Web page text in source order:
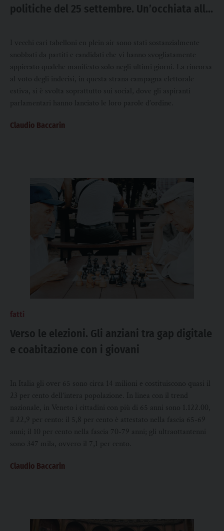
politiche del 25 settembre. Un’occhiata alle
I vecchi cari tabelloni en plein air sono stati sostanzialmente
snobbati da partiti e candidati che vi hanno svogliatamente
appiccato qualche manifesto solo negli ultimi giorni. La rincorsa
al voto degli indecisi, in questa strana campagna elettorale
estiva, si è svolta soprattutto sui social, dove gli aspiranti
parlamentari hanno lanciato le loro parole d’ordine.
Claudio Baccarin
fatti
Verso le elezioni. Gli anziani tra gap digitale
e coabitazione con i giovani
In Italia gli over 65 sono circa 14 milioni e costituiscono quasi il
23 per cento dell’intera popolazione. In linea con il trend
nazionale, in Veneto i cittadini con più di 65 anni sono 1.122.00,
il 22,9 per cento: il 5,8 per cento è attestato nella fascia 65-69
anni; il 10 per cento nella fascia 70-79 anni; gli ultraottantenni
sono 347 mila, ovvero il 7,1 per cento.
Claudio Baccarin